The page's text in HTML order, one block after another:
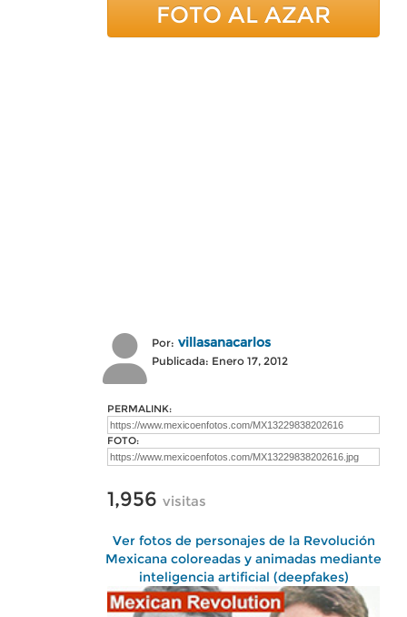
FOTO AL AZAR
Por: villasanacarlos
Publicada: Enero 17, 2012
PERMALINK:
FOTO:
1,956 visitas
Ver fotos de personajes de la Revolución
Mexicana coloreadas y animadas mediante
inteligencia artificial (deepfakes)